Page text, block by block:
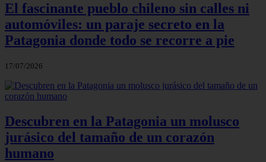
El fascinante pueblo chileno sin calles ni
automóviles: un paraje secreto en la
Patagonia donde todo se recorre a pie
17/07/2026
Descubren en la Patagonia un molusco
jurásico del tamaño de un corazón
humano